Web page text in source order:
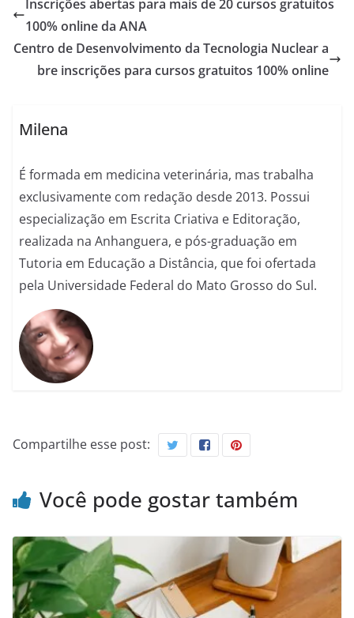
Inscrições abertas para mais de 20 cursos gratuitos
100% online da ANA
Centro de Desenvolvimento da Tecnologia Nuclear a
bre inscrições para cursos gratuitos 100% online
Milena
É formada em medicina veterinária, mas trabalha
exclusivamente com redação desde 2013. Possui
especialização em Escrita Criativa e Editoração,
realizada na Anhanguera, e pós-graduação em
Tutoria em Educação a Distância, que foi ofertada
pela Universidade Federal do Mato Grosso do Sul.
Compartilhe esse post:
Você pode gostar também